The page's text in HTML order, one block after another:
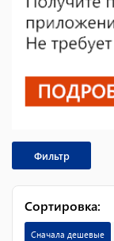
Фильтр
Сортировка:
Сначала дешевые